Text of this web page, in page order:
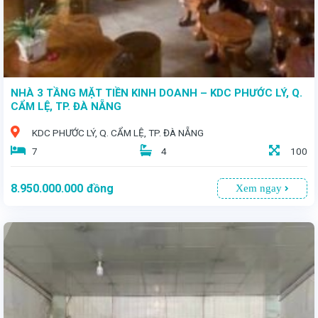
NHÀ 3 TẦNG MẶT TIỀN KINH DOANH – KDC PHƯỚC LÝ, Q.
CẨM LỆ, TP. ĐÀ NẴNG
KDC PHƯỚC LÝ, Q. CẨM LỆ, TP. ĐÀ NẴNG
7
4 100
8.950.000.000 đồng Xem ngay